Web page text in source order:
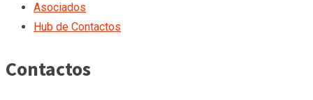
Asociados
Hub de Contactos
Contactos